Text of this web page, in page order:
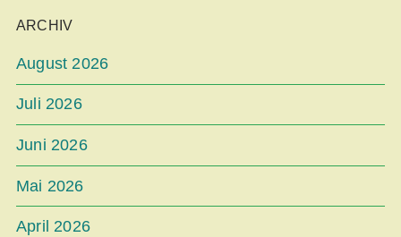
ARCHIV
August 2026
Juli 2026
Juni 2026
Mai 2026
April 2026